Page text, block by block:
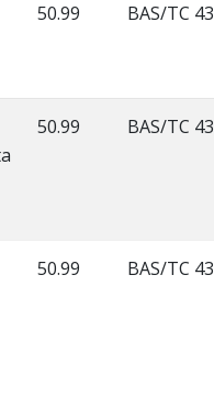
50.99 BAS/TC 43
50.99 BAS/TC 43
50.99 BAS/TC 43